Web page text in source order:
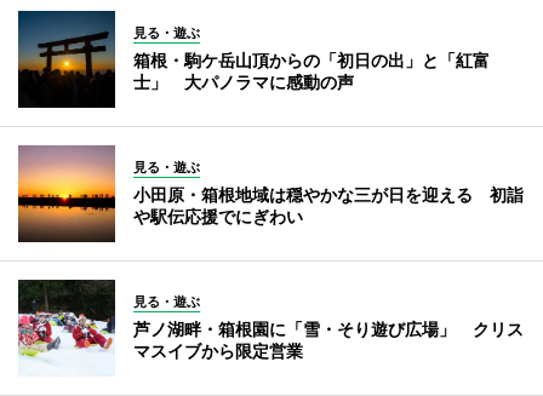
見る・遊ぶ
箱根・駒ケ岳山頂からの「初日の出」と「紅富
士」 大パノラマに感動の声
見る・遊ぶ
小田原・箱根地域は穏やかな三が日を迎える 初詣
や駅伝応援でにぎわい
見る・遊ぶ
芦ノ湖畔・箱根園に「雪・そり遊び広場」 クリス
マスイブから限定営業